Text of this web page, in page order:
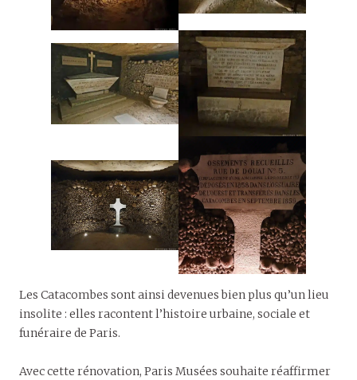
Les Catacombes sont ainsi devenues bien plus qu’un lieu
insolite : elles racontent l’histoire urbaine, sociale et
funéraire de Paris.
Avec cette rénovation, Paris Musées souhaite réaffirmer